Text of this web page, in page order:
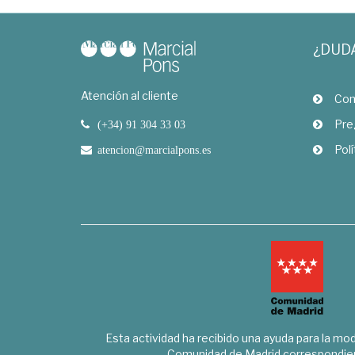
Atención al cliente
(+34) 91 304 33 03
atencion@marcialpons.es
Esta actividad ha recibido una ayuda para la